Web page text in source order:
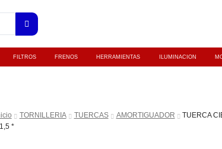
FILTROS FRENOS HERRAMIENTAS ILUMINACION
TORNILLERIA TUERCAS AMORTIGUADOR
TUERCA
*